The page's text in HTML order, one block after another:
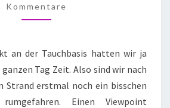
Kommentare
an der Tauchbasis hatten wir ja
Tag Zeit. Also sind wir nach
Strand erstmal noch ein bisschen
Einen Viewpoint